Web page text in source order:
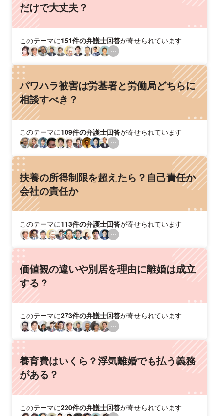
だけで大丈夫？
このテーマに151件の弁護士回答が寄せられています
パワハラ被害は労基署と労働局どちらに
相談すべき？
このテーマに109件の弁護士回答が寄せられています
扶養の所得制限を超えたら？自己責任か
会社の責任か
このテーマに113件の弁護士回答が寄せられています
価値観の違いや別居を理由に離婚は成立
する？
このテーマに273件の弁護士回答が寄せられています
養育費はいくら？浮気離婚でも払う義務
がある？
このテーマに220件の弁護士回答が寄せられています